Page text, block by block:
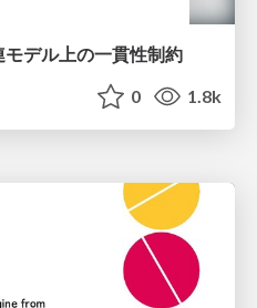
デル上の一貫性制約
0 1.8k